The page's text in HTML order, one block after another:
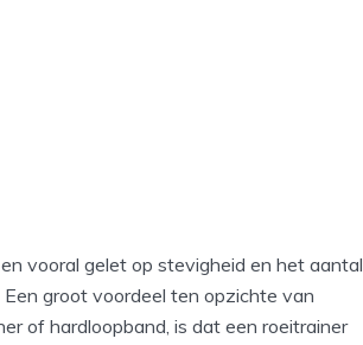
vooral gelet op stevigheid en het aantal
groot voordeel ten opzichte van
of hardloopband, is dat een roeitrainer